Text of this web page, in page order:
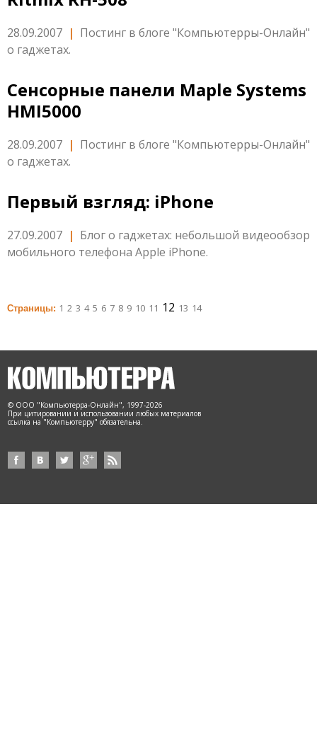
28.09.2007 | Постинг в блоге "Компьютерры-Онлайн"
о гаджетах.
Сенсорные панели Maple Systems
HMI5000
28.09.2007 | Постинг в блоге "Компьютерры-Онлайн"
о гаджетах.
Первый взгляд: iPhone
27.09.2007 | Блог о гаджетах: небольшой видеообзор
мобильного телефона Apple iPhone.
Страницы: 1 2 3 4 5 6 7 8 9 10 11 12 13 14
© ООО "Компьютерра-Онлайн", 1997-2026
При цитировании и использовании любых материалов
ссылка на "Компьютерру" обязательна.